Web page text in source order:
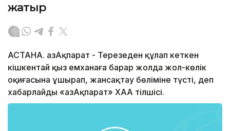
жатыр
АСТАНА. ҚазАқпарат - Терезеден құлап кеткен
кішкентай қыз емханаға барар жолда жол-көлік
оқиғасына ұшырап, жансақтау бөліміне түсті, деп
хабарлайды «ҚазАқпарат» ХАА тілшісі.